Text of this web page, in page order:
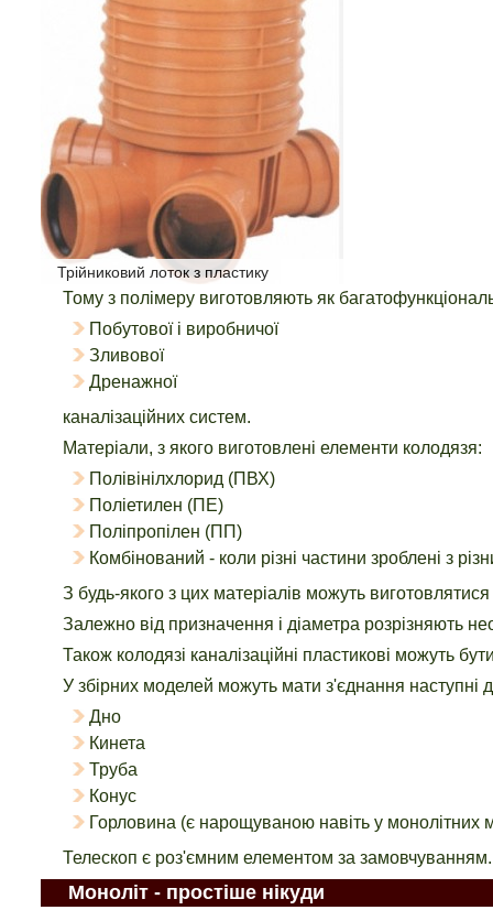
Трійниковий лоток з пластику
Тому з полімеру виготовляють як
Побутової і виробничої
Зливової
Дренажної
каналізаційних систем.
Матеріали, з якого виготовлені елементи колодязя:
Полівінілхлорид (ПВХ)
Поліетилен (ПЕ)
Поліпропілен (ПП)
Комбінований - коли різні частини зроблені з
З будь-якого з цих матеріалів можуть
Залежно від призначення і діаметра розрізняють
Також колодязі каналізаційні пластикові можуть
У збірних моделей можуть мати з'єднання наступні
Дно
Кинета
Труба
Конус
Горловина (є нарощуваною навіть у монолітних
Телескоп є роз'ємним елементом за замовчуванням.
Моноліт - простіше нікуди